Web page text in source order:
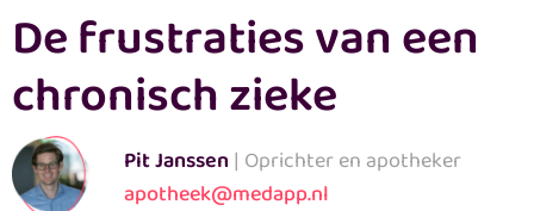
De frustraties van een
chronisch zieke
Pit Janssen | Oprichter en apotheker
apotheek@medapp.nl